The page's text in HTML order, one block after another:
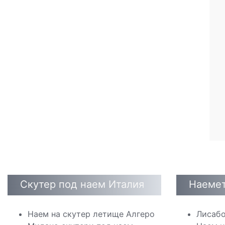
Скутер под наем Италия
Наем на скутер летище Алгеро